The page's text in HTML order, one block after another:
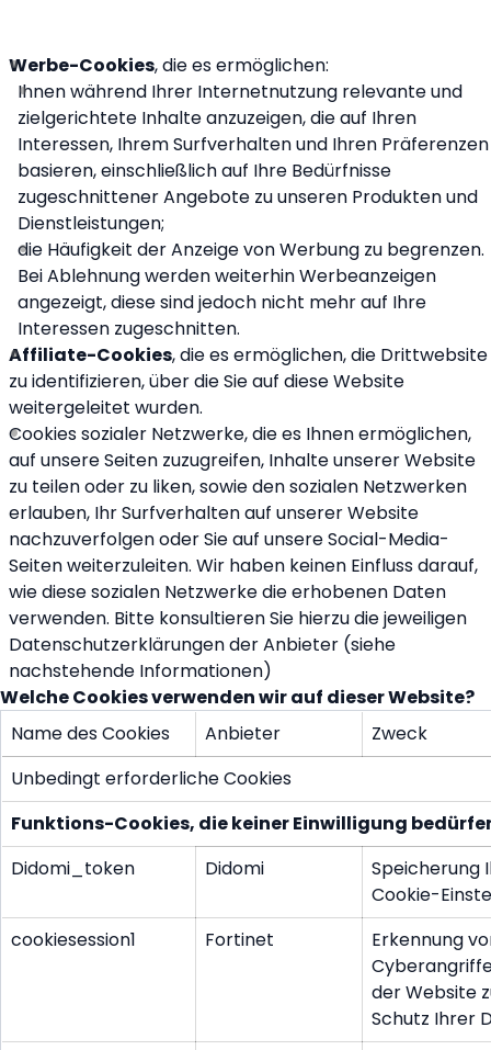
Werbe-Cookies, die es ermöglichen:
Ihnen während Ihrer Internetnutzung relevante und
zielgerichtete Inhalte anzuzeigen, die auf Ihren
Interessen, Ihrem Surfverhalten und Ihren Präferenzen
basieren, einschließlich auf Ihre Bedürfnisse
zugeschnittener Angebote zu unseren Produkten und
Dienstleistungen;
die Häufigkeit der Anzeige von Werbung zu begrenzen.
Bei Ablehnung werden weiterhin Werbeanzeigen
angezeigt, diese sind jedoch nicht mehr auf Ihre
Interessen zugeschnitten.
Affiliate-Cookies, die es ermöglichen, die Drittwebsite
zu identifizieren, über die Sie auf diese Website
weitergeleitet wurden.
Cookies sozialer Netzwerke, die es Ihnen ermöglichen,
auf unsere Seiten zuzugreifen, Inhalte unserer Website
zu teilen oder zu liken, sowie den sozialen Netzwerken
erlauben, Ihr Surfverhalten auf unserer Website
nachzuverfolgen oder Sie auf unsere Social-Media-
Seiten weiterzuleiten. Wir haben keinen Einfluss darauf,
wie diese sozialen Netzwerke die erhobenen Daten
verwenden. Bitte konsultieren Sie hierzu die jeweiligen
Datenschutzerklärungen der Anbieter (siehe
nachstehende Informationen)
Welche Cookies verwenden wir auf dieser Website?
Name des Cookies
Anbieter
Zweck
Unbedingt erforderliche Cookies
Funktions-Cookies, die keiner Einwilligung
Didomi_token
Didomi
Speicherung
Cookie-
cookiesession1
Fortinet
Erkennung
der Website
Schutz Ihrer